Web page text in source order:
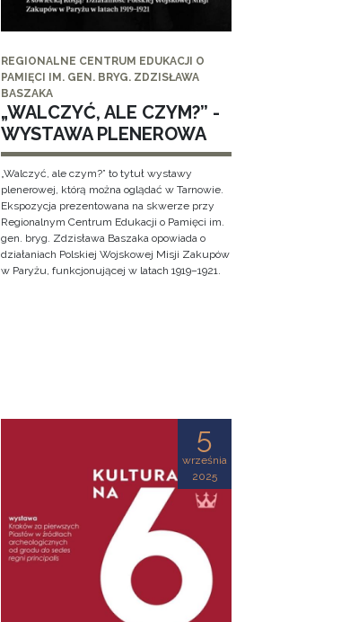
REGIONALNE CENTRUM EDUKACJI O
PAMIĘCI IM. GEN. BRYG. ZDZISŁAWA
BASZAKA
„WALCZYĆ, ALE CZYM?” -
WYSTAWA PLENEROWA
„Walczyć, ale czym?” to tytuł wystawy
plenerowej, którą można oglądać w Tarnowie.
Ekspozycja prezentowana na skwerze przy
Regionalnym Centrum Edukacji o Pamięci im.
gen. bryg. Zdzisława Baszaka opowiada o
działaniach Polskiej Wojskowej Misji Zakupów
w Paryżu, funkcjonującej w latach 1919–1921.
5
września
2025